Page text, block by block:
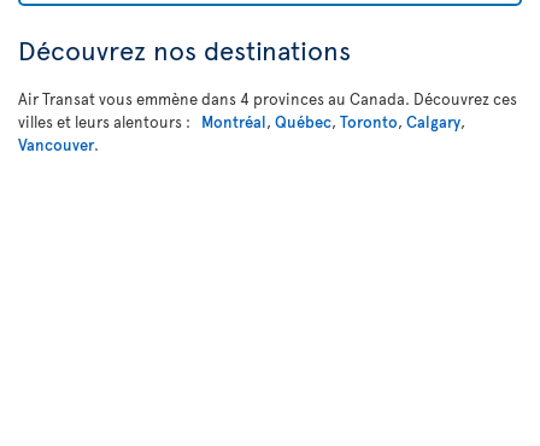
Découvrez nos destinations
Air Transat vous emmène dans 4 provinces au Canada. Découvrez ces
villes et leurs alentours : Montréal, Québec, Toronto, Calgary,
Vancouver.